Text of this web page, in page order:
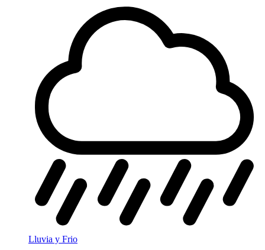
Lluvia y Frio